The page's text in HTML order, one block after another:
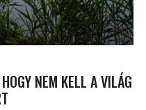
NEM KELL A VILÁG